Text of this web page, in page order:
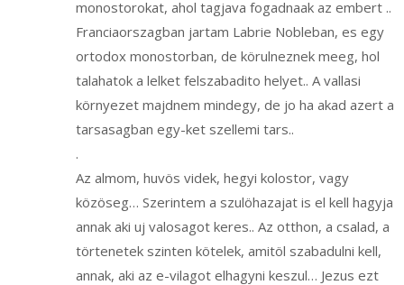
monostorokat, ahol tagjava fogadnaak az embert ..
Franciaorszagban jartam Labrie Nobleban, es egy
ortodox monostorban, de körulneznek meeg, hol
talahatok a lelket felszabadito helyet.. A vallasi
környezet majdnem mindegy, de jo ha akad azert a
tarsasagban egy-ket szellemi tars..
.
Az almom, huvös videk, hegyi kolostor, vagy
közöseg… Szerintem a szulöhazajat is el kell hagyja
annak aki uj valosagot keres.. Az otthon, a csalad, a
törtenetek szinten kötelek, amitöl szabadulni kell,
annak, aki az e-vilagot elhagyni keszul… Jezus ezt